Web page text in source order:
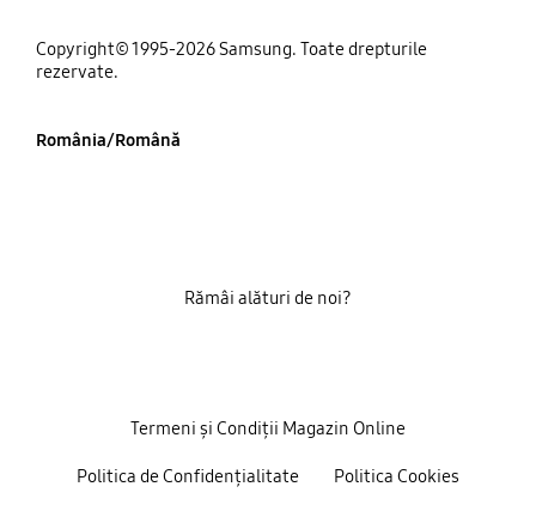
Copyright© 1995-2026 Samsung. Toate drepturile
rezervate.
România/Română
Termeni și Condiții Magazin Online
Politica de Confidențialitate Politica Cookies
Rămâi alături de noi?